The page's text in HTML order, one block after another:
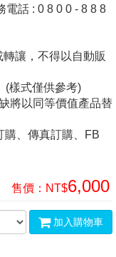
電話 : 0 8 0 0 - 8 8 8
讓，不得以自動販
(樣式僅供參考)
將以同等價值產品替
購、傳真訂購、FB
售價： NT$6,000
加入購物車